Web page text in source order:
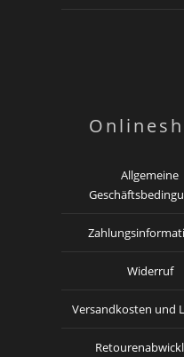
Allgemeine
Widerruf
Versandkosten und